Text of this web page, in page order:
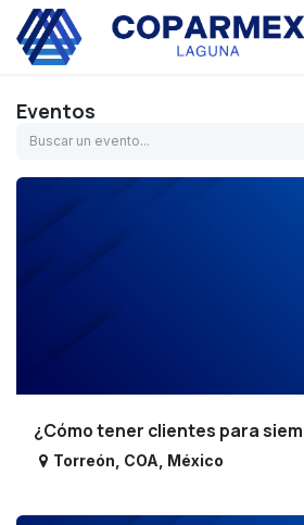
Ir al contenido
Eventos
¿Cómo tener clientes para
Torreón COA México